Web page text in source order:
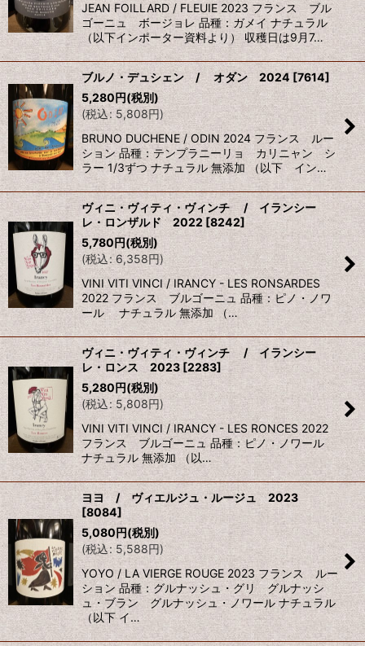
JEAN FOILLARD / FLEUIE 2023 フランス ブル
ゴーニュ ボージョレ 品種：ガメイ ナチュラル
（以下インポーター資料より） 収穫日は9月7…
ブルノ・デュシェン / オダン 2024 [7614]
5,280円(税別)
(税込: 5,808円)
BRUNO DUCHENE / ODIN 2024 フランス ルー
ション 品種：テンプラニーリョ カリニャン シ
ラー 1/3ずつ ナチュラル 無添加 （以下 イン…
ヴィニ・ヴィティ・ヴィンチ / イランシー
レ・ロンザルド 2022 [8242]
5,780円(税別)
(税込: 6,358円)
VINI VITI VINCI / IRANCY - LES RONSARDES
2022 フランス ブルゴーニュ 品種：ピノ・ノワ
ール ナチュラル 無添加 （…
ヴィニ・ヴィティ・ヴィンチ / イランシー
レ・ロンス 2023[2283]
5,280円(税別)
(税込: 5,808円)
VINI VITI VINCI / IRANCY - LES RONCES 2022
フランス ブルゴーニュ 品種：ピノ・ノワール
ナチュラル 無添加 （以…
ヨヨ / ヴィエルジュ・ルージュ 2023
[8084]
5,080円(税別)
(税込: 5,588円)
YOYO / LA VIERGE ROUGE 2023 フランス ルー
ション 品種：グルナッシュ・グリ グルナッシ
ュ・ブラン グルナッシュ・ノワール ナチュラル
（以下 イ…